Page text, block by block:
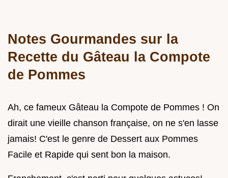
Notes Gourmandes sur la
Recette du Gâteau la Compote
de Pommes
Ah, ce fameux Gâteau la Compote de Pommes ! On
dirait une vieille chanson française, on ne s'en lasse
jamais! C'est le genre de Dessert aux Pommes
Facile et Rapide qui sent bon la maison.